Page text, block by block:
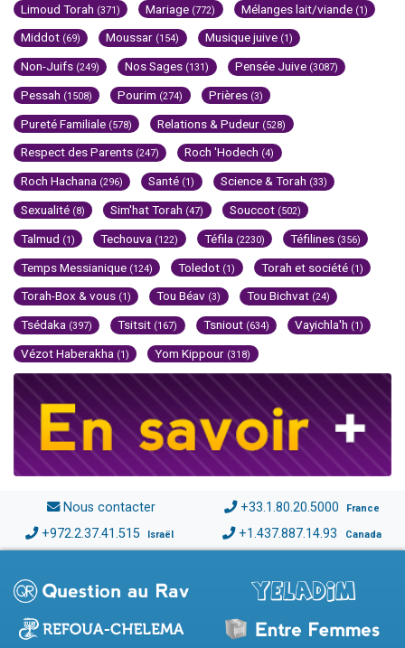
Limoud Torah (371) Mariage (772) Mélanges lait/viande (1)
Middot (69) Moussar (154) Musique juive (1)
Non-Juifs (249) Nos Sages (131) Pensée Juive (3087)
Pessah (1508) Pourim (274) Prières (3)
Pureté Familiale (578) Relations & Pudeur (528)
Respect des Parents (247) Roch 'Hodech (4)
Roch Hachana (296) Santé (1) Science & Torah (33)
Sexualité (8) Sim'hat Torah (47) Souccot (502)
Talmud (1) Techouva (122) Téfila (2230) Téfilines (356)
Temps Messianique (124) Toledot (1) Torah et société (1)
Torah-Box & vous (1) Tou Béav (3) Tou Bichvat (24)
Tsédaka (397) Tsitsit (167) Tsniout (634) Vayichla'h (1)
Vézot Haberakha (1) Yom Kippour (318)
Nous contacter +33.1.80.20.5000 France
+972.2.37.41.515 Israël +1.437.887.14.93 Canada